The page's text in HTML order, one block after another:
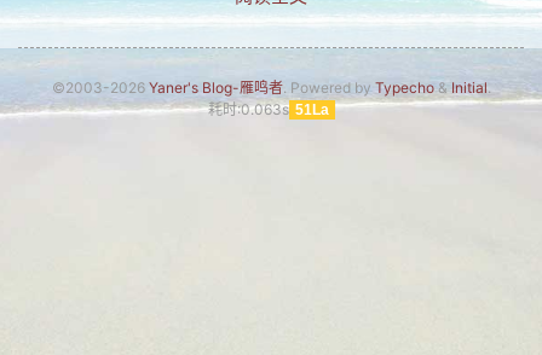
收藏.经典
©2003-2026 Yaner's Blog-雁鸣者. Powered by Typecho&Initial.
耗时:0.063s 51La